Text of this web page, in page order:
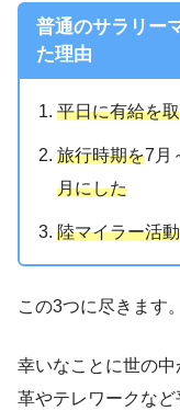
普通のサラリー
た理由
平日に有給を
旅行時期を7月
月にした
陸マイラー活
この3つに尽きます。
幸いなことに世の
革やテレワークな